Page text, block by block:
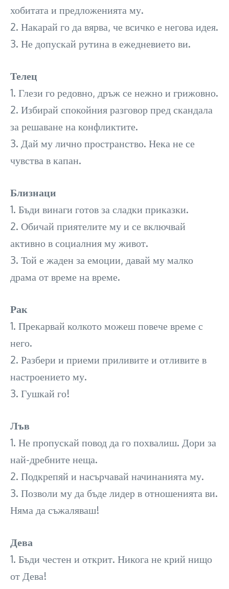
хобитата и предложенията му.
2. Накарай го да вярва, че всичко е негова идея.
3. Не допускай рутина в ежедневието ви.
Телец
1. Глези го редовно, дръж се нежно и грижовно.
2. Избирай спокойния разговор пред скандала
за решаване на конфликтите.
3. Дай му лично пространство. Нека не се
чувства в капан.
Близнаци
1. Бъди винаги готов за сладки приказки.
2. Обичай приятелите му и се включвай
активно в социалния му живот.
3. Той е жаден за емоции, давай му малко
драма от време на време.
Рак
1. Прекарвай колкото можеш повече време с
него.
2. Разбери и приеми приливите и отливите в
настроението му.
3. Гушкай го!
Лъв
1. Не пропускай повод да го похвалиш. Дори за
най-дребните неща.
2. Подкрепяй и насърчавай начинанията му.
3. Позволи му да бъде лидер в отношенията ви.
Няма да съжаляваш!
Дева
1. Бъди честен и открит. Никога не крий нищо
от Дева!